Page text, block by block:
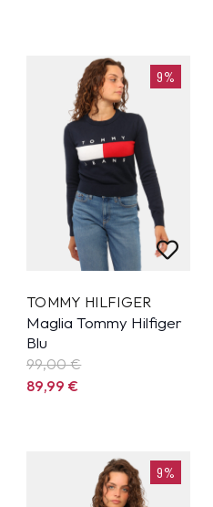
9%
TOMMY HILFIGER
Maglia Tommy Hilfiger
Blu
99,00 €
89,99€
9%